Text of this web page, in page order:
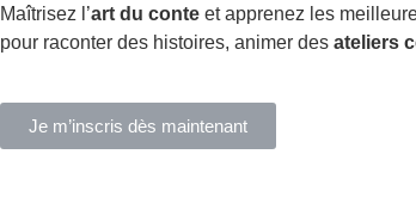
Maîtrisez l’art du conte et apprenez les
pour raconter des histoires, animer des ateliers
Je m’inscris dès maintenant